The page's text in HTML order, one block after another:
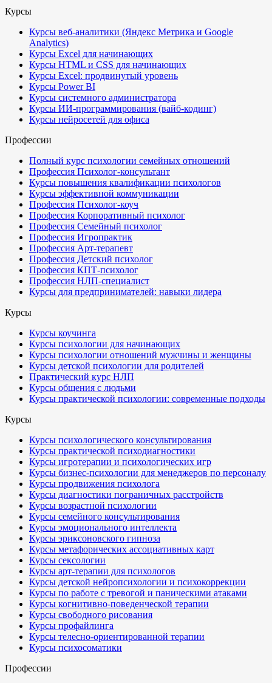
Курсы
Курсы веб-аналитики (Яндекс Метрика и Google
Analytics)
Курсы Excel для начинающих
Курсы HTML и CSS для начинающих
Курсы Excel: продвинутый уровень
Курсы Power BI
Курсы системного администратора
Курсы ИИ-программирования (вайб-кодинг)
Курсы нейросетей для офиса
Профессии
Полный курс психологии семейных отношений
Профессия Психолог-консультант
Курсы повышения квалификации психологов
Курсы эффективной коммуникации
Профессия Психолог-коуч
Профессия Корпоративный психолог
Профессия Семейный психолог
Профессия Игропрактик
Профессия Арт-терапевт
Профессия Детский психолог
Профессия КПТ-психолог
Профессия НЛП-специалист
Курсы для предпринимателей: навыки лидера
Курсы
Курсы коучинга
Курсы психологии для начинающих
Курсы психологии отношений мужчины и женщины
Курсы детской психологии для родителей
Практический курс НЛП
Курсы общения с людьми
Курсы практической психологии: современные подходы
Курсы
Курсы психологического консультирования
Курсы практической психодиагностики
Курсы игротерапии и психологических игр
Курсы бизнес-психологии для менеджеров по персоналу
Курсы продвижения психолога
Курсы диагностики пограничных расстройств
Курсы возрастной психологии
Курсы семейного консультирования
Курсы эмоционального интеллекта
Курсы эриксоновского гипноза
Курсы метафорических ассоциативных карт
Курсы сексологии
Курсы арт-терапии для психологов
Курсы детской нейропсихологии и психокоррекции
Курсы по работе с тревогой и паническими атаками
Курсы когнитивно-поведенческой терапии
Курсы свободного рисования
Курсы профайлинга
Курсы телесно-ориентированной терапии
Курсы психосоматики
Профессии